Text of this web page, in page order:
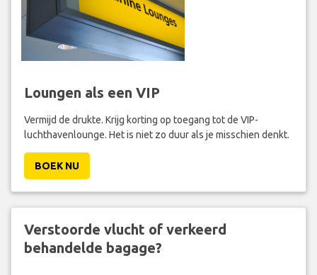
Loungen als een VIP
Vermijd de drukte. Krijg korting op toegang tot de VIP-
luchthavenlounge. Het is niet zo duur als je misschien denkt.
BOEK NU
Verstoorde vlucht of verkeerd
behandelde bagage?